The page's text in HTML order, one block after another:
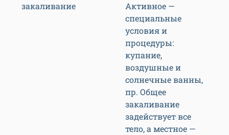
закаливание
Активное —
специальные
условия и
процедуры:
купание,
воздушные и
солнечные ванны,
пр. Общее
закаливание
задействует все
тело, а местное —